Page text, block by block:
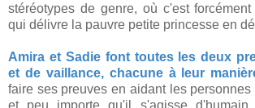
stéréotypes de genre, où c'est
qui délivre la pauvre petite princesse en
Amira et Sadie font toutes les deux
et de vaillance, chacune à leur
faire ses preuves en aidant les
et peu importe qu'il s'agisse d'humain